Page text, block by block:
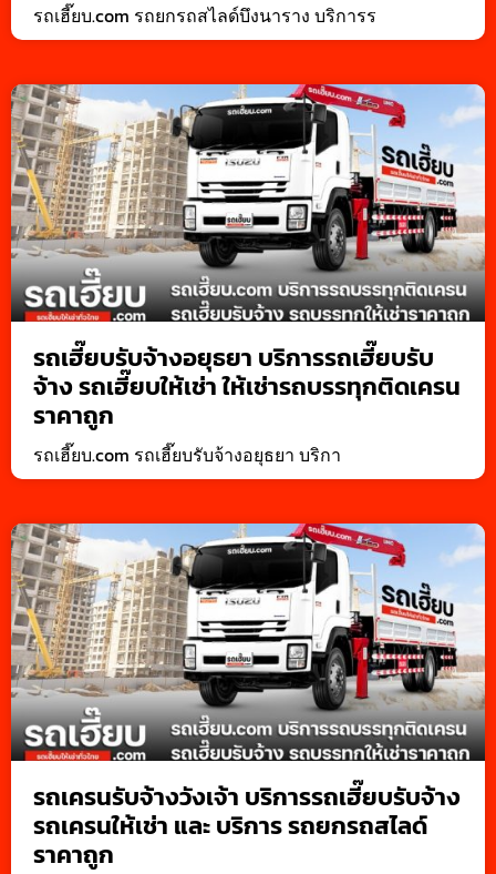
รถเฮี๊ยบ.com รถยกรถสไลด์บึงนาราง บริการร
รถเฮี๊ยบรับจ้างอยุธยา บริการรถเฮี๊ยบรับ
จ้าง รถเฮี๊ยบให้เช่า ให้เช่ารถบรรทุกติดเครน
ราคาถูก
รถเฮี๊ยบ.com รถเฮี๊ยบรับจ้างอยุธยา บริกา
รถเครนรับจ้างวังเจ้า บริการรถเฮี๊ยบรับจ้าง
รถเครนให้เช่า และ บริการ รถยกรถสไลด์
ราคาถูก